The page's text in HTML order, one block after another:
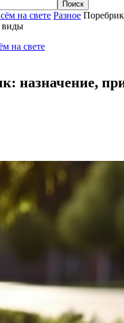
на свете Разное
виды
на свете
назначение,